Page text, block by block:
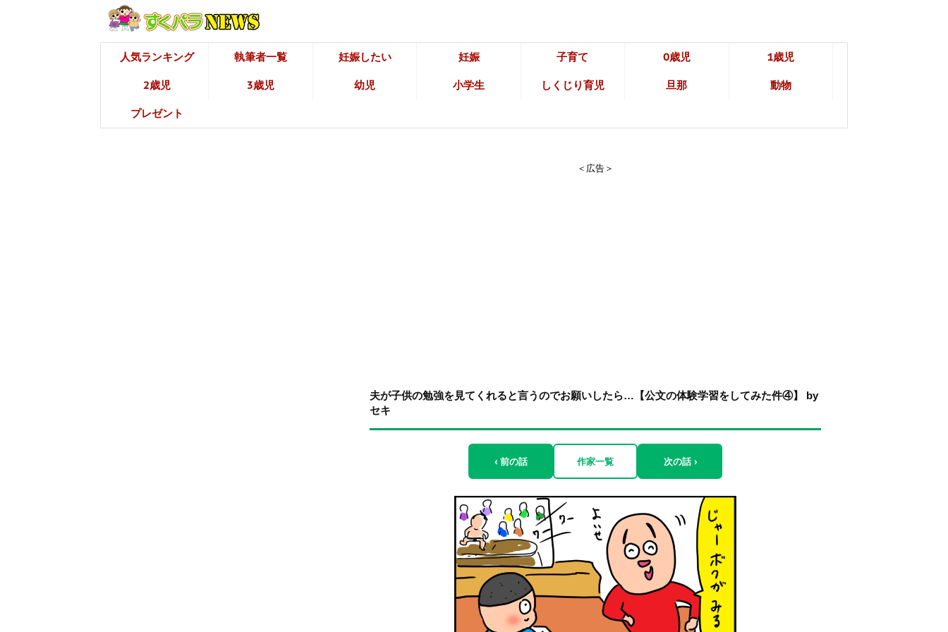
人気ランキング 執筆者一覧 妊娠したい 妊娠 子育て 0歳児 1歳児
2歳児 3歳児 幼児 小学生 しくじり育児 旦那 動物
プレゼント
＜広告＞
夫が子供の勉強を見てくれると言うのでお願いしたら…【公文の体験学習をしてみた件④】 by
セキ
‹ 前の話 作家一覧 次の話 ›